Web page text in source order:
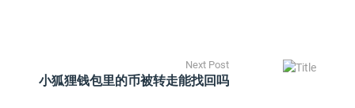
Next Post
小狐狸钱包里的币被转走能找回吗